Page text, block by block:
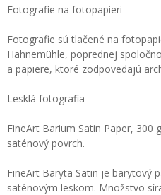
Fotografie na fotopapieri
Fotografie sú tlačené na
Hahnemühle, poprednej
a papiere, ktoré zodpovedajú
Lesklá fotografia
FineArt Barium Satin Paper, 300
saténový povrch.
FineArt Baryta Satin je barytový
saténovým leskom. Množstvo